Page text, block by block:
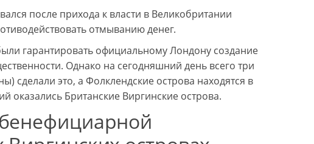
после прихода к власти в Великобритании
отмыванию денег.
гарантировать официальному Лондону создание
Однако на сегодняшний день всего три
сделали это, а Фолклендские острова находятся в
оказались Британские Виргинские острова.